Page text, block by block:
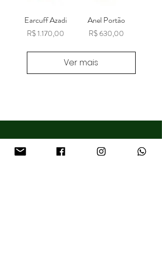
Earcuff Azadi
Preço
R$ 1.170,00
Anel Portão
Preço
R$ 630,00
Ver mais
Essência